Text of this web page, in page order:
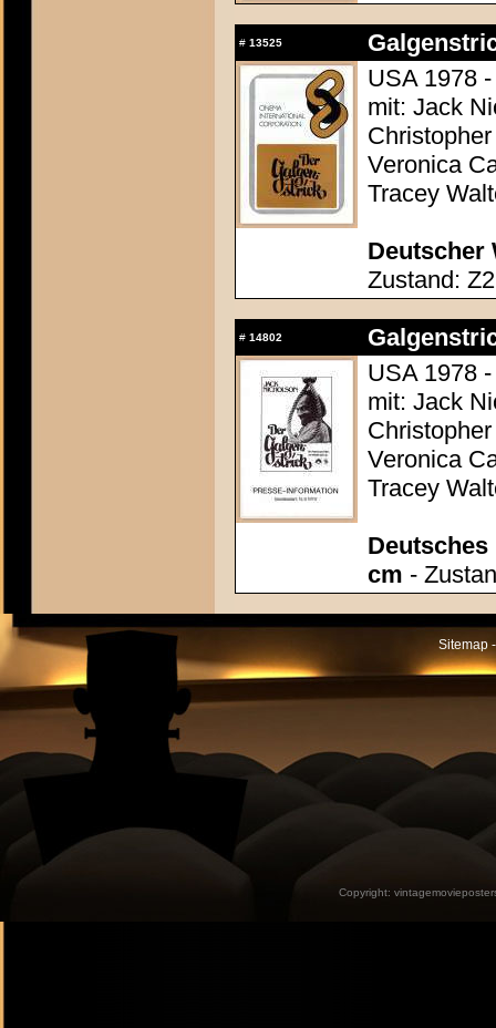
# 13525
USA 1978
mit: Jack
Veronica
Tracey
Deutscher
Zustand: Z2
# 14802
USA 1978
mit: Jack
Veronica
Tracey
Deutsches
cm -
Sitemap
Copyright: